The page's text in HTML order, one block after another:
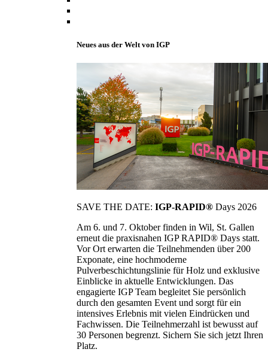
Neues aus der Welt von IGP
SAVE THE DATE: IGP-RAPID® Days 2026
Am 6. und 7. Oktober finden in Wil, St. Gallen
erneut die praxisnahen IGP RAPID® Days statt.
Vor Ort erwarten die Teilnehmenden über 200
Exponate, eine hochmoderne
Pulverbeschichtungslinie für Holz und exklusive
Einblicke in aktuelle Entwicklungen. Das
engagierte IGP Team begleitet Sie persönlich
durch den gesamten Event und sorgt für ein
intensives Erlebnis mit vielen Eindrücken und
Fachwissen. Die Teilnehmerzahl ist bewusst auf
30 Personen begrenzt. Sichern Sie sich jetzt Ihren
Platz.